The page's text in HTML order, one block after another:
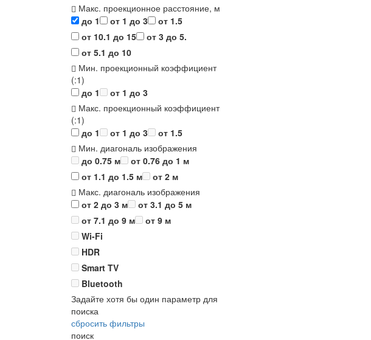
Макс. проекционное расстояние, м
до 1
от 1 до 3
от 1.5
от 10.1 до 15
от 3 до 5.
от 5.1 до 10
Мин. проекционный коэффициент
(:1)
до 1
от 1 до 3
Макс. проекционный коэффициент
(:1)
до 1
от 1 до 3
от 1.5
Мин. диагональ изображения
до 0.75 м
от 0.76 до 1 м
от 1.1 до 1.5 м
от 2 м
Макс. диагональ изображения
от 2 до 3 м
от 3.1 до 5 м
от 7.1 до 9 м
от 9 м
Wi-Fi
HDR
Smart TV
Bluetooth
Задайте хотя бы один параметр для
поиска
сбросить фильтры
поиск